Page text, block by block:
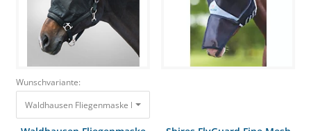
Wunschvariante:
Waldhausen Fliegenmaske Premium mit Halfter Schwarz, Gr. WB